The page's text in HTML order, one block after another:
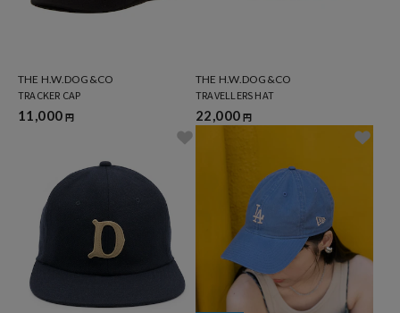
THE H.W.DOG&CO
TRACKER CAP
11,000 円
THE H.W.DOG&CO
TRAVELLERS HAT
22,000 円